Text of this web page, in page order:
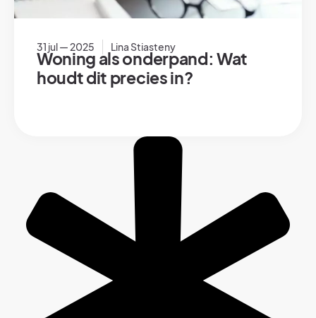
31 jul — 2025 Lina Stiasteny
Woning als onderpand: Wat
houdt dit precies in?